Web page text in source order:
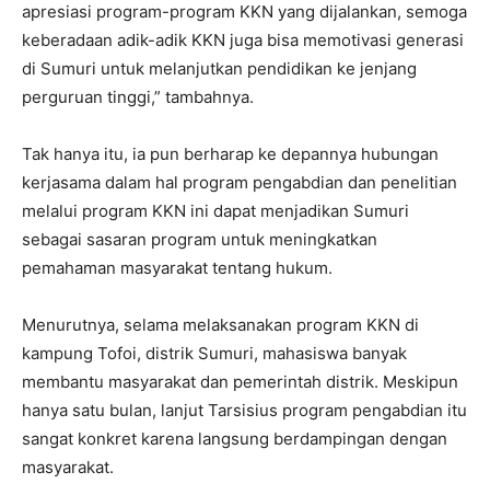
apresiasi program-program KKN yang dijalankan, semoga
keberadaan adik-adik KKN juga bisa memotivasi generasi
di Sumuri untuk melanjutkan pendidikan ke jenjang
perguruan tinggi,” tambahnya.
Tak hanya itu, ia pun berharap ke depannya hubungan
kerjasama dalam hal program pengabdian dan penelitian
melalui program KKN ini dapat menjadikan Sumuri
sebagai sasaran program untuk meningkatkan
pemahaman masyarakat tentang hukum.
Menurutnya, selama melaksanakan program KKN di
kampung Tofoi, distrik Sumuri, mahasiswa banyak
membantu masyarakat dan pemerintah distrik. Meskipun
hanya satu bulan, lanjut Tarsisius program pengabdian itu
sangat konkret karena langsung berdampingan dengan
masyarakat.